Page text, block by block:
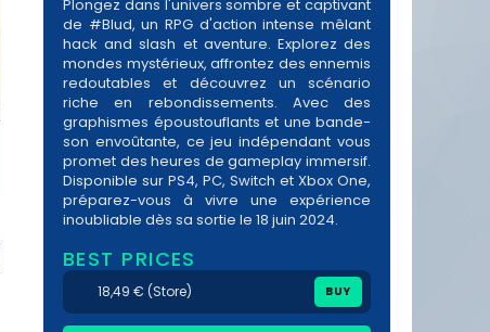
Plongez dans l'univers sombre et captivant
de #Blud, un RPG d'action intense mêlant
hack and slash et aventure. Explorez des
mondes mystérieux, affrontez des ennemis
redoutables et découvrez un scénario
riche en rebondissements. Avec des
graphismes époustouflants et une bande-
son envoûtante, ce jeu indépendant vous
promet des heures de gameplay immersif.
Disponible sur PS4, PC, Switch et Xbox One,
préparez-vous à vivre une expérience
inoubliable dès sa sortie le 18 juin 2024.
BEST PRICES
18,49 € (Store) BUY